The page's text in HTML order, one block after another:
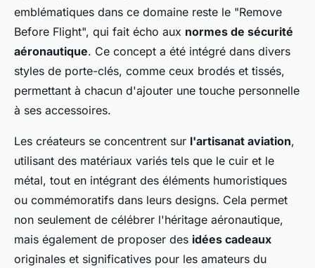
emblématiques dans ce domaine reste le "Remove
Before Flight", qui fait écho aux normes de sécurité
aéronautique. Ce concept a été intégré dans divers
styles de porte-clés, comme ceux brodés et tissés,
permettant à chacun d'ajouter une touche personnelle
à ses accessoires.
Les créateurs se concentrent sur l'artisanat aviation,
utilisant des matériaux variés tels que le cuir et le
métal, tout en intégrant des éléments humoristiques
ou commémoratifs dans leurs designs. Cela permet
non seulement de célébrer l'héritage aéronautique,
mais également de proposer des idées cadeaux
originales et significatives pour les amateurs du